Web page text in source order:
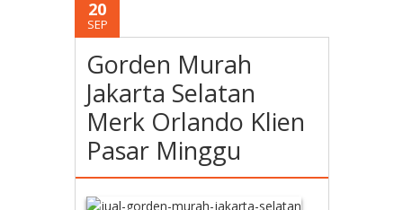
20
SEP
Gorden Murah
Jakarta Selatan
Merk Orlando Klien
Pasar Minggu